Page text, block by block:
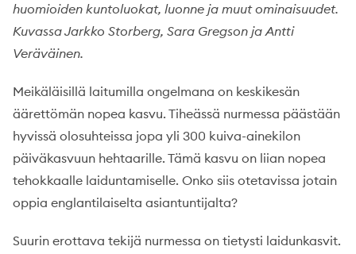
huomioiden kuntoluokat, luonne ja muut ominaisuudet.
Kuvassa Jarkko Storberg, Sara Gregson ja Antti
Veräväinen.
Meikäläisillä laitumilla ongelmana on keskikesän
äärettömän nopea kasvu. Tiheässä nurmessa päästään
hyvissä olosuhteissa jopa yli 300 kuiva-ainekilon
päiväkasvuun hehtaarille. Tämä kasvu on liian nopea
tehokkaalle laiduntamiselle. Onko siis otetavissa jotain
oppia englantilaiselta asiantuntijalta?
Suurin erottava tekijä nurmessa on tietysti laidunkasvit.